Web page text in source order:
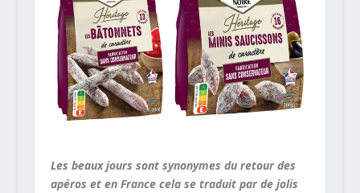
Les beaux jours sont synonymes du retour des
apéros et en France cela se traduit par de jolis